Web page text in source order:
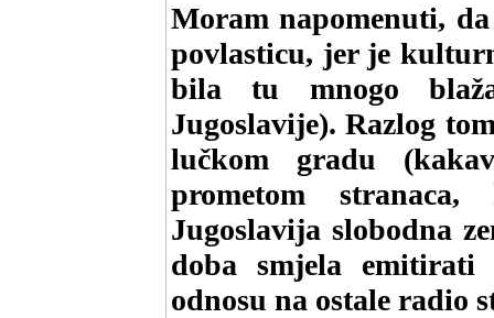
Moram napomenuti,
povlasticu, jer je
bila tu mnogo
Jugoslavije). Razlog
lučkom gradu
prometom
Jugoslavija slobodna
doba smjela emitirati
odnosu na ostale radio